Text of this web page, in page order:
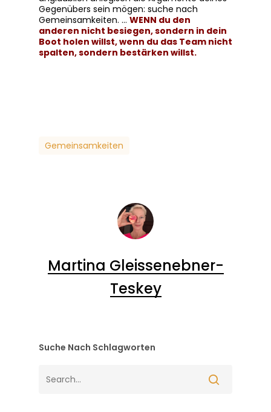
Gegenübers sein mögen: suche nach
Gemeinsamkeiten. … WENN du den
anderen nicht besiegen, sondern in dein
Boot holen willst, wenn du das Team nicht
spalten, sondern bestärken willst.
Gemeinsamkeiten
Martina Gleissenebner-
Teskey
Suche Nach Schlagworten